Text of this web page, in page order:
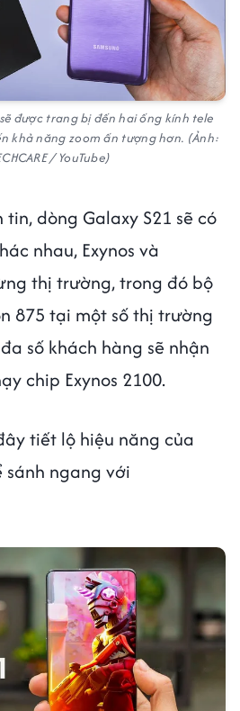
được trang bị đến hai ống kính tele
khả năng zoom ấn tượng hơn. (Ảnh:
/ YouTube)
dòng Galaxy S21 sẽ có
nhau, Exynos và
thị trường, trong đó bộ
875 tại một số thị trường
số khách hàng sẽ nhận
chip Exynos 2100.
tiết lộ hiệu năng của
sánh ngang với